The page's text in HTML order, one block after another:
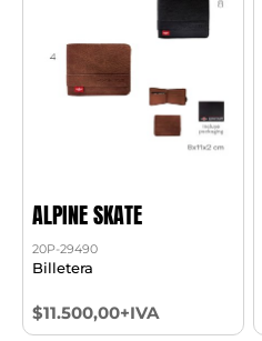
ALPINE SKATE
20P-29490
Billetera
$11.500,00+IVA